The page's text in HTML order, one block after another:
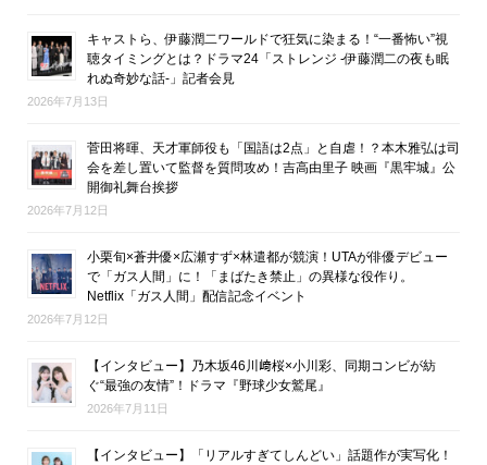
キャストら、伊藤潤二ワールドで狂気に染まる！“一番怖い”視
聴タイミングとは？ドラマ24「ストレンジ -伊藤潤二の夜も眠
れぬ奇妙な話-」記者会見
2026年7月13日
菅田将暉、天才軍師役も「国語は2点」と自虐！？本木雅弘は司
会を差し置いて監督を質問攻め！吉高由里子 映画『黒牢城』公
開御礼舞台挨拶
2026年7月12日
小栗旬×蒼井優×広瀬すず×林遣都が競演！UTAが俳優デビュー
で「ガス人間」に！「まばたき禁止」の異様な役作り。
Netflix「ガス人間」配信記念イベント
2026年7月12日
【インタビュー】乃木坂46川﨑桜×小川彩、同期コンビが紡
ぐ“最強の友情”！ドラマ『野球少女鷲尾』
2026年7月11日
【インタビュー】「リアルすぎてしんどい」話題作が実写化！